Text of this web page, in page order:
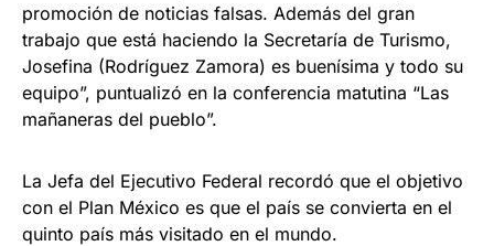
promoción de noticias falsas. Además del gran
trabajo que está haciendo la Secretaría de Turismo,
Josefina (Rodríguez Zamora) es buenísima y todo su
equipo”, puntualizó en la conferencia matutina “Las
mañaneras del pueblo”.
La Jefa del Ejecutivo Federal recordó que el objetivo
con el Plan México es que el país se convierta en el
quinto país más visitado en el mundo.